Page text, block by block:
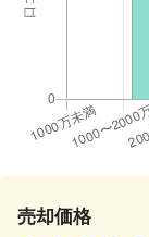
売却価格